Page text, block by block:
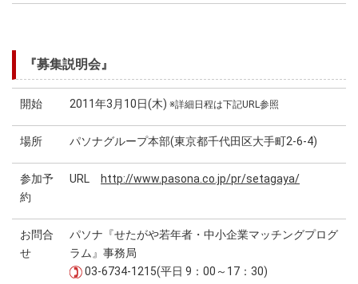
『募集説明会』
開始 2011年3月10日(木) ※詳細日程は下記URL参照
場所 パソナグループ本部(東京都千代田区大手町2-6-4)
参加予
約
URL http://www.pasona.co.jp/pr/setagaya/
お問合
せ
パソナ『せたがや若年者・中小企業マッチングプログ
ラム』事務局
03-6734-1215(平日 9：00～17：30)